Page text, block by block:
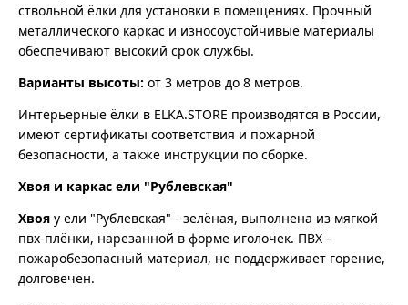
ствольной ёлки для установки в помещениях. Прочный
металлического каркас и износоустойчивые материалы
обеспечивают высокий срок службы.
Варианты высоты: от 3 метров до 8 метров.
Интерьерные ёлки в ELKA.STORE производятся в России,
имеют сертификаты соответствия и пожарной
безопасности, а также инструкции по сборке.
Хвоя и каркас ели "Рублевская"
Хвоя у ели "Рублевская" - зелёная, выполнена из мягкой
пвх-плёнки, нарезанной в форме иголочек. ПВХ –
пожаробезопасный материал, не поддерживает горение,
долговечен.